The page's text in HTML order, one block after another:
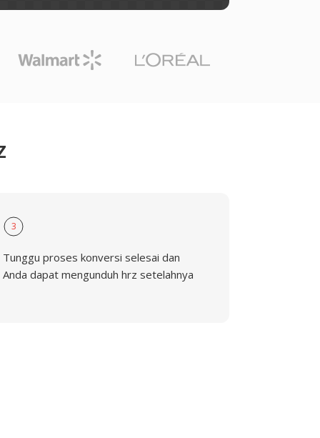
3
Tunggu proses konversi selesai dan
Anda dapat mengunduh hrz setelahnya